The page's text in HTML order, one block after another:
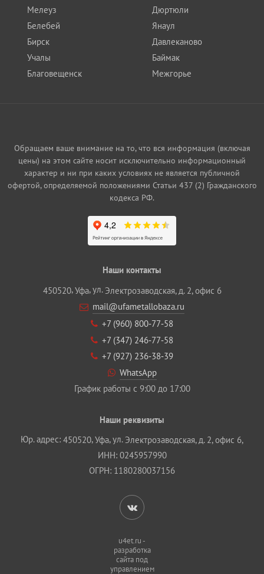
Мелеуз
Белебей
Бирск
Учалы
Благовещенск
Дюртюли
Янаул
Давлеканово
Баймак
Межгорье
Обращаем ваше внимание на то, что вся информация (включая
цены) на этом сайте носит исключительно информационный
характер и ни при каких условиях не является публичной
офертой, определяемой положениями Статьи 437 (2) Гражданского
кодекса РФ.
Наши контакты
450520,Уфа, ул. Электрозаводская, д. 2, офис 6
mail@ufametallobaza.ru
+7 (960) 800‐77‐58
+7 (347) 246‐77‐58
+7 (927) 236‐38‐39
WhatsApp
График работы с 9:00 до 17:00
Наши реквизиты
Юр. адрес: 450520,Уфа, ул. Электрозаводская, д. 2, офис 6,
ИНН: 0245957990
ОГРН: 1180280037156
u4et.ru -
разработка
сайта под
управлением